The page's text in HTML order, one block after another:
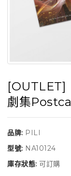
[OUTLET]
劇集
品牌: PILI
型號: NA10124
庫存狀態: 可訂購